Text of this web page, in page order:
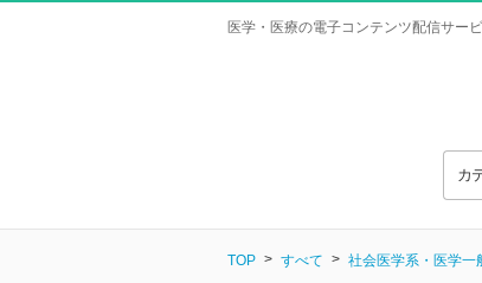
医学・医療の電子コンテンツ配信サー
カ
TOP すべて 社会医学系・医学一